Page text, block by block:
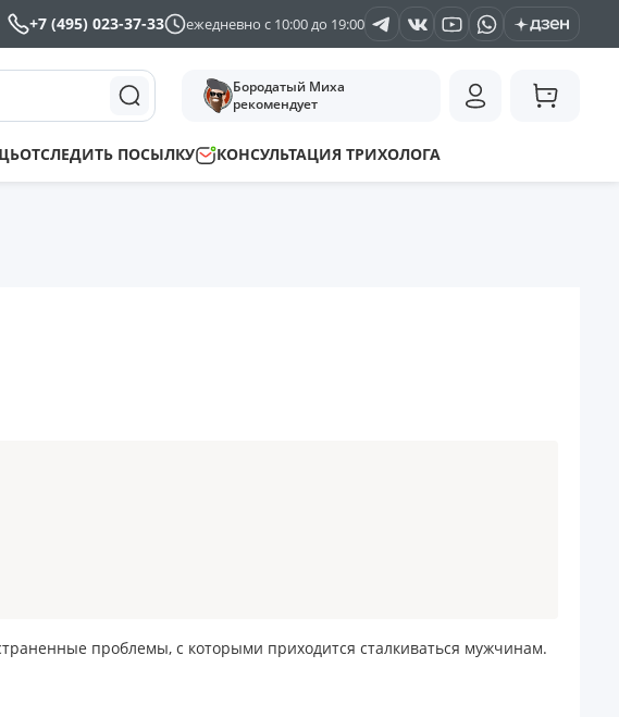
+7 (495) 023-37-33 ежедневно с 10:00 до 19:00
Бородатый Миха
рекомендует
ОТСЛЕДИТЬ ПОСЫЛКУ КОНСУЛЬТАЦИЯ ТРИХОЛОГА
проблемы, с которыми приходится сталкиваться мужчинам.